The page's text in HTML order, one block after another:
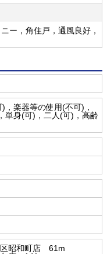
ー，角住戸，通風良好，
楽器等の使用(不可)，
単身(可)，二人(可)，高齢
区昭和町店 61m